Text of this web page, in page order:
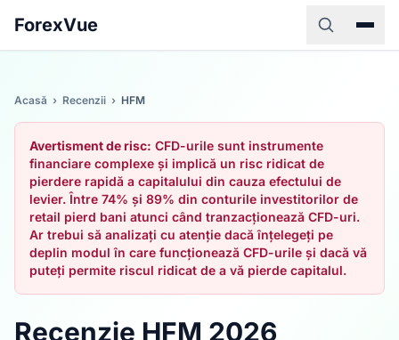
ForexVue
Acasă › Recenzii › HFM
Avertisment de risc: CFD-urile sunt instrumente
financiare complexe și implică un risc ridicat de
pierdere rapidă a capitalului din cauza efectului de
levier. Între 74% și 89% din conturile investitorilor de
retail pierd bani atunci când tranzacționează CFD-uri.
Ar trebui să analizați cu atenție dacă înțelegeți pe
deplin modul în care funcționează CFD-urile și dacă vă
puteți permite riscul ridicat de a vă pierde capitalul.
Recenzie HFM 2026